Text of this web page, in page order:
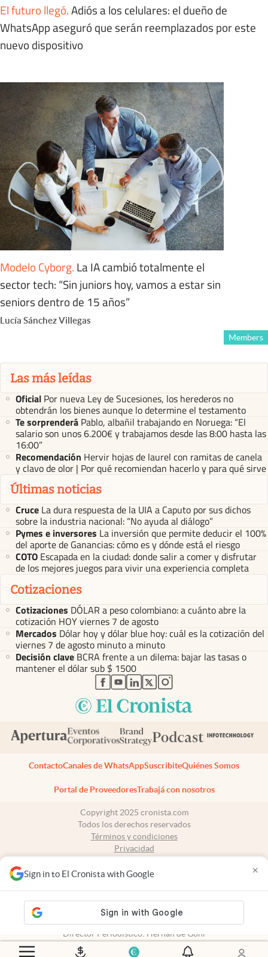
Sign in to El Cronista with Google ×
El futuro llegó.Adiós a los celulares: el dueño de
WhatsApp aseguró que serán reemplazados por este
nuevo dispositivo
Modelo Cyborg. La IA cambió totalmente el
sector tech: “Sin juniors hoy, vamos a estar sin
seniors dentro de 15 años”
Lucía Sánchez Villegas
Members
Las más leídas
Oficial Por nueva Ley de Sucesiones, los herederos no
obtendrán los bienes aunque lo determine el testamento
Te sorprenderá Pablo, albañil trabajando en Noruega: “El
salario son unos 6.200€ y trabajamos desde las 8:00 hasta las
16:00”
Recomendación Hervir hojas de laurel con ramitas de canela
y clavo de olor | Por qué recomiendan hacerlo y para qué sirve
Últimas noticias
Cruce La dura respuesta de la UIA a Caputo por sus dichos
sobre la industria nacional: “No ayuda al diálogo”
Pymes e inversores La inversión que permite deducir el 100%
del aporte de Ganancias: cómo es y dónde está el riesgo
COTO Escapada en la ciudad: donde salir a comer y disfrutar
de los mejores juegos para vivir una experiencia completa
Cotizaciones
Cotizaciones DÓLAR a peso colombiano: a cuánto abre la
cotización HOY viernes 7 de agosto
Mercados Dólar hoy y dólar blue hoy: cuál es la cotización del
viernes 7 de agosto minuto a minuto
Decisión clave BCRA frente a un dilema: bajar las tasas o
mantener el dólar sub $ 1500
abre en nueva pestaña
abre en nueva pestaña
abre en nueva pestaña
abre en nueva pestaña
abre en nueva pestaña
ContactoCanales de WhatsAppSuscribiteQuiénes Somos
Portal de ProveedoresTrabajá con nosotros
Copyright 2025 cronista.com
Todos los derechos reservados
Términos y condiciones
Privacidad
Tel: +54 11 7078-3270
propiedad intelectual: 56576959
N° de edición: 10.950 - 7 de agosto de 2026
Director Periodístico: Hernán de Goñi